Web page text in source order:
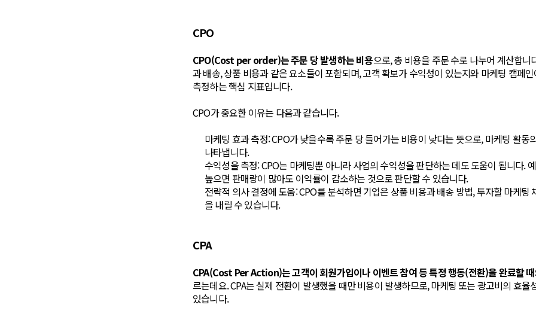
CPO
CPO(Cost per order)는 주문 당 발생하는 비용으로, 총 비용을 주문 수로 나누어 계산합니
과 배송, 상품 비용과 같은 요소들이 포함되며, 고객 확보가 수익성이 있는지와 마케팅 캠페
측정하는 핵심 지표입니다.
CPO가 중요한 이유는 다음과 같습니다.
마케팅 효과 측정: CPO가 낮을수록 주문 당 들어가는 비용이 낮다는 뜻으로, 마케팅 활동
나타냅니다.
수익성을 측정: CPO는 마케팅뿐 아니라 사업의 수익성을 판단하는 데도 도움이 됩니다.
높으면 판매량이 많아도 이익률이 감소하는 것으로 판단할 수 있습니다.
전략적 의사 결정에 도움: CPO를 분석하면 기업은 상품 비용과 배송 방법, 투자할 마케팅
을 내릴 수 있습니다.
CPA
CPA(Cost Per Action)는 고객이 회원가입이나 이벤트 참여 등 특정 행동(전환)을 완료할
르는데요. CPA는 실제 전환이 발생했을 때만 비용이 발생하므로, 마케팅 또는 광고비의 효율
있습니다.